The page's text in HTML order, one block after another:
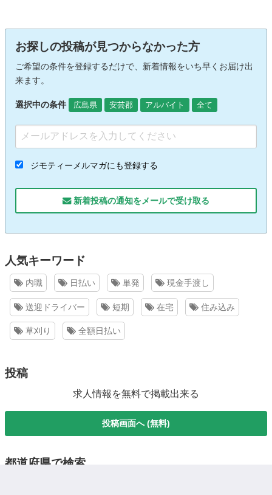
お探しの投稿が見つからなかった方
ご希望の条件を登録するだけで、新着情報をいち早くお届け出
来ます。
選択中の条件 広島県 安芸郡 アルバイト 全て
ジモティーメルマガにも登録する
新着投稿の通知をメールで受け取る
人気キーワード
内職 日払い 単発 現金手渡し
送迎ドライバー 短期 在宅 住み込み
草刈り 全額日払い
投稿
求人情報を無料で掲載出来る
投稿画面へ (無料)
都道府県で検索